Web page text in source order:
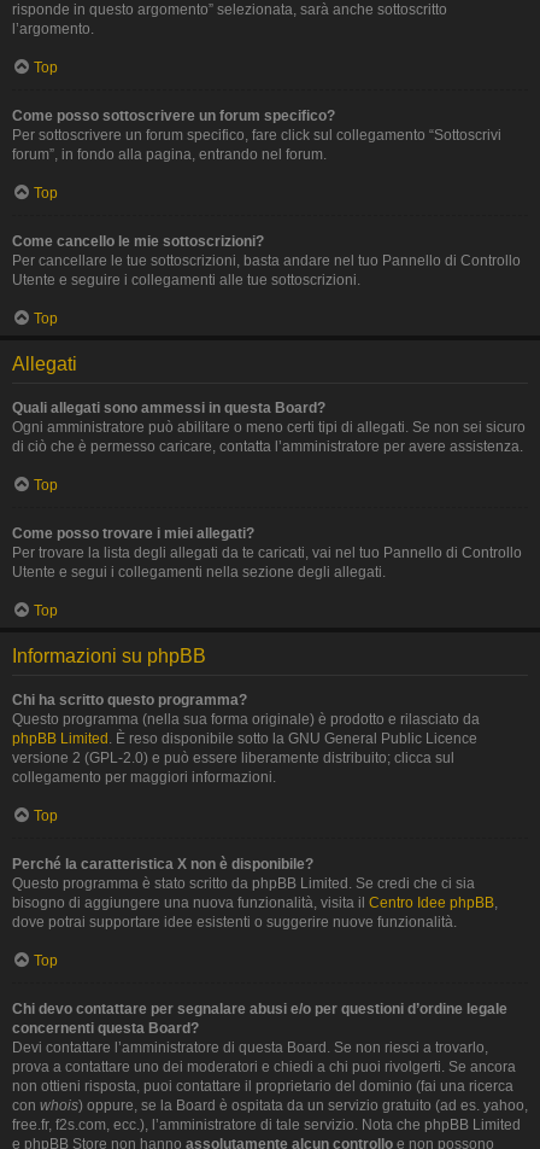
risponde in questo argomento” selezionata, sarà anche sottoscritto
l’argomento.
Top
Come posso sottoscrivere un forum specifico?
Per sottoscrivere un forum specifico, fare click sul collegamento “Sottoscrivi
forum”, in fondo alla pagina, entrando nel forum.
Top
Come cancello le mie sottoscrizioni?
Per cancellare le tue sottoscrizioni, basta andare nel tuo Pannello di Controllo
Utente e seguire i collegamenti alle tue sottoscrizioni.
Top
Allegati
Quali allegati sono ammessi in questa Board?
Ogni amministratore può abilitare o meno certi tipi di allegati. Se non sei sicuro
di ciò che è permesso caricare, contatta l’amministratore per avere assistenza.
Top
Come posso trovare i miei allegati?
Per trovare la lista degli allegati da te caricati, vai nel tuo Pannello di Controllo
Utente e segui i collegamenti nella sezione degli allegati.
Top
Informazioni su phpBB
Chi ha scritto questo programma?
Questo programma (nella sua forma originale) è prodotto e rilasciato da
phpBB Limited . È reso disponibile sotto la GNU General Public Licence
versione 2 (GPL-2.0) e può essere liberamente distribuito; clicca sul
collegamento per maggiori informazioni.
Top
Perché la caratteristica X non è disponibile?
Questo programma è stato scritto da phpBB Limited. Se credi che ci sia
bisogno di aggiungere una nuova funzionalità, visita il Centro Idee phpBB,
dove potrai supportare idee esistenti o suggerire nuove funzionalità.
Top
Chi devo contattare per segnalare abusi e/o per questioni d’ordine legale
concernenti questa Board?
Devi contattare l’amministratore di questa Board. Se non riesci a trovarlo,
prova a contattare uno dei moderatori e chiedi a chi puoi rivolgerti. Se ancora
non ottieni risposta, puoi contattare il proprietario del dominio (fai una ricerca
con whois) oppure, se la Board è ospitata da un servizio gratuito (ad es. yahoo,
free.fr, f2s.com, ecc.), l’amministratore di tale servizio. Nota che phpBB Limited
e phpBB Store non hanno assolutamente alcun controllo e non possono